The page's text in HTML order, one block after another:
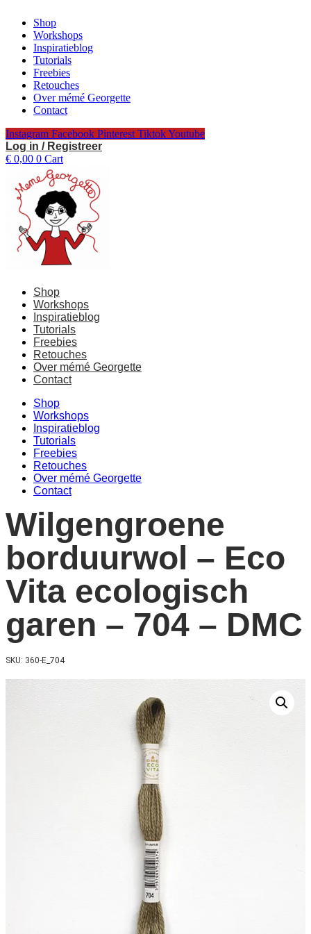
naar
inhoud
Shop
Workshops
Inspiratieblog
Tutorials
Freebies
Retouches
Over mémé Georgette
Contact
Instagram Facebook Pinterest TiktokYoutube
Log in / Registreer
€ 0,00 0 Cart
Shop
Workshops
Inspiratieblog
Tutorials
Freebies
Retouches
Over mémé Georgette
Contact
Shop
Workshops
Inspiratieblog
Tutorials
Freebies
Retouches
Over mémé Georgette
Contact
Wilgengroene
borduurwol – Eco
Vita ecologisch
garen – 704 – DMC
SKU: 360-E_704